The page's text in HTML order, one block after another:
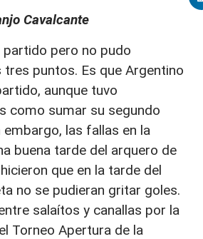
Cavalcante
pero no pudo
tres puntos. Es que Argentino
aunque tuvo
como sumar su segundo
embargo, las fallas en la
buena tarde del arquero de
que en la tarde del
no se pudieran gritar goles.
salaítos y canallas por la
Torneo Apertura de la